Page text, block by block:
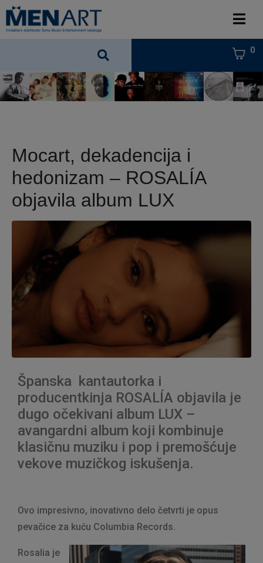
0
Mocart, dekadencija i
hedonizam – ROSALÍA
objavila album LUX
Španska kantautorka i
producentkinja ROSALÍA objavila je
dugo očekivani album LUX –
avangardni album koji kombinuje
klasičnu muziku i pop i premošćuje
vekove muzičkog iskušenja.
Ovo impresivno, inovativno delo četvrti je opus
pevačice za kuću Columbia Records.
Rosalia je